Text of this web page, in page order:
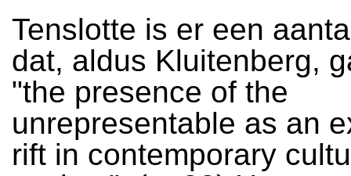
Tenslotte is er een
dat, aldus Kluitenberg,
"the presence of the
unrepresentable as an
rift in contemporary